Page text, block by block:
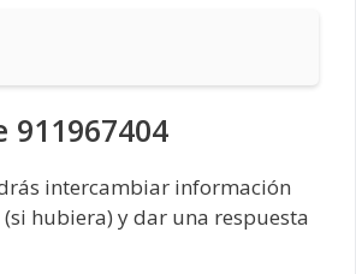
911967404
intercambiar información
hubiera) y dar una respuesta